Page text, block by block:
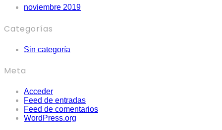
noviembre 2019
Categorías
Sin categoría
Meta
Acceder
Feed de entradas
Feed de comentarios
WordPress.org